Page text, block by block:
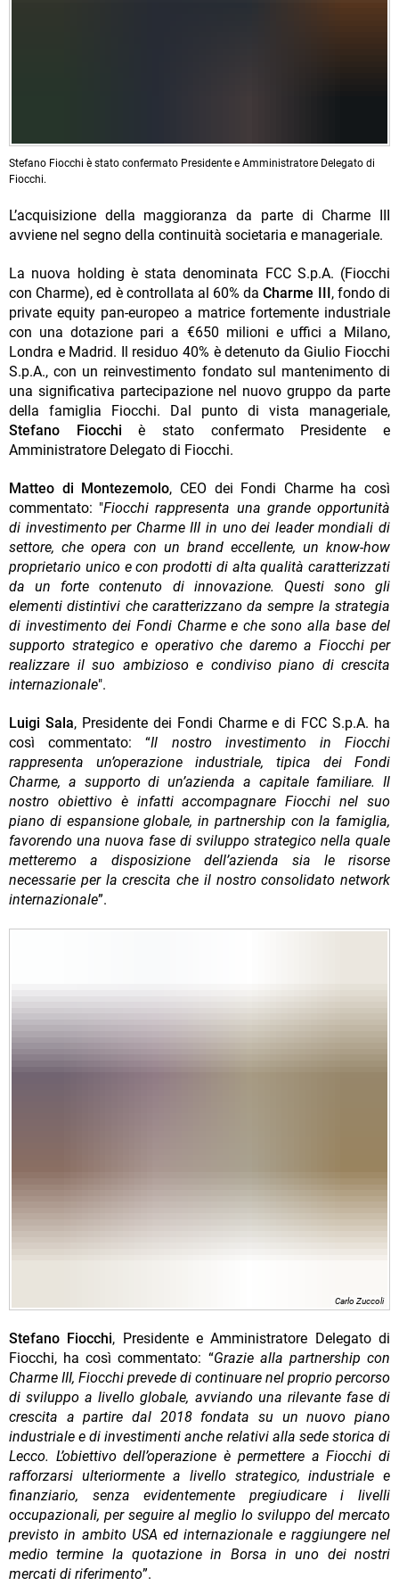
Stefano Fiocchi è stato confermato Presidente e Amministratore Delegato di
Fiocchi.
L’acquisizione della maggioranza da parte di Charme III
avviene nel segno della continuità societaria e manageriale.
La nuova holding è stata denominata FCC S.p.A. (Fiocchi
con Charme), ed è controllata al 60% daCharme III , fondo di
private equity pan-europeo a matrice fortemente industriale
con una dotazione pari a €650 milioni e uffici a Milano,
Londra e Madrid. Il residuo 40% è detenuto da Giulio Fiocchi
S.p.A., con un reinvestimento fondato sul mantenimento di
una significativa partecipazione nel nuovo gruppo da parte
della famiglia Fiocchi. Dal punto di vista manageriale,
Stefano Fiocchi è stato confermato Presidente e
Amministratore Delegato di Fiocchi.
Matteo di Montezemolo, CEO dei Fondi Charme ha così
commentato: "Fiocchi rappresenta una grande opportunità
di investimento per Charme III in uno dei leader mondiali di
settore, che opera con un brand eccellente, un know-how
proprietario unico e con prodotti di alta qualità caratterizzati
da un forte contenuto di innovazione. Questi sono gli
elementi distintivi che caratterizzano da sempre la strategia
di investimento dei Fondi Charme e che sono alla base del
supporto strategico e operativo che daremo a Fiocchi per
realizzare il suo ambizioso e condiviso piano di crescita
internazionale".
Luigi Sala, Presidente dei Fondi Charme e di FCC S.p.A. ha
così commentato: “Il nostro investimento in Fiocchi
rappresenta un’operazione industriale, tipica dei Fondi
Charme, a supporto di un’azienda a capitale familiare. Il
nostro obiettivo è infatti accompagnare Fiocchi nel suo
piano di espansione globale, in partnership con la famiglia,
favorendo una nuova fase di sviluppo strategico nella quale
metteremo a disposizione dell’azienda sia le risorse
necessarie per la crescita che il nostro consolidato network
internazionale”.
Carlo Zuccoli
Stefano Fiocchi, Presidente e Amministratore Delegato di
Fiocchi, ha così commentato: “Grazie alla partnership con
Charme III, Fiocchi prevede di continuare nel proprio percorso
di sviluppo a livello globale, avviando una rilevante fase di
crescita a partire dal 2018 fondata su un nuovo piano
industriale e di investimenti anche relativi alla sede storica di
Lecco. L’obiettivo dell’operazione è permettere a Fiocchi di
rafforzarsi ulteriormente a livello strategico, industriale e
finanziario, senza evidentemente pregiudicare i livelli
occupazionali, per seguire al meglio lo sviluppo del mercato
previsto in ambito USA ed internazionale e raggiungere nel
medio termine la quotazione in Borsa in uno dei nostri
mercati di riferimento”.